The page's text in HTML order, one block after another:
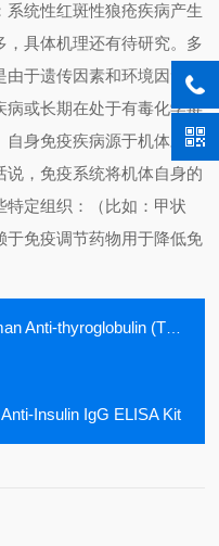
统性红斑性狼疮疾病产生
具体机理还有待研究。多
于遗传因素和环境因素共
病或长期在处于有毒化学毒
自身免疫疾病源于机体对自
，免疫系统将机体自身的
特定组织：（比如：甲状
于免疫调节药物用于降低免
(TG) IgG ELISA kit
Insulin IgG ELISA Kit